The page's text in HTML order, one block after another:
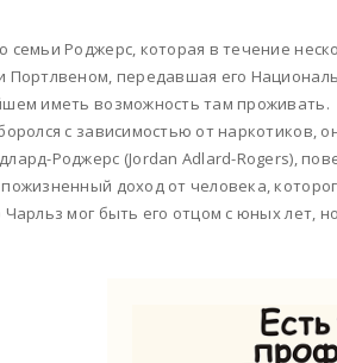
семьи Роджерс, которая в течение
Портлвеном, передавшая его
иметь возможность там проживать.
с зависимостью от наркотиков,
Роджерс (Jordan Adlard-Rogers),
доход от человека,
мог быть его отцом с юных лет,